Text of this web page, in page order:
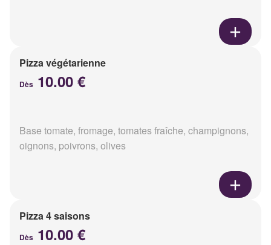
Pizza végétarienne
Dès 10.00 €
Base tomate, fromage, tomates fraîche, champignons,
oignons, poivrons, olives
Pizza 4 saisons
Dès 10.00 €